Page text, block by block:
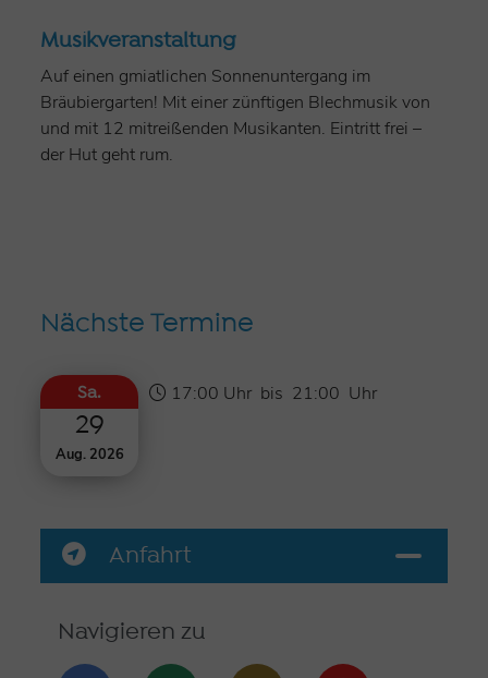
Musikveranstaltung
Auf einen gmiatlichen Sonnenuntergang im
Bräubiergarten! Mit einer zünftigen Blechmusik von
und mit 12 mitreißenden Musikanten. Eintritt frei –
der Hut geht rum.
Nächste Termine
Sa.
29
Aug. 2026
17:00 Uhr bis 21:00 Uhr
Anfahrt
Navigieren zu